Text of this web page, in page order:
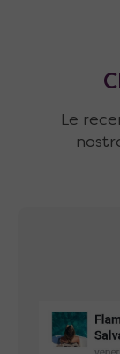
Le